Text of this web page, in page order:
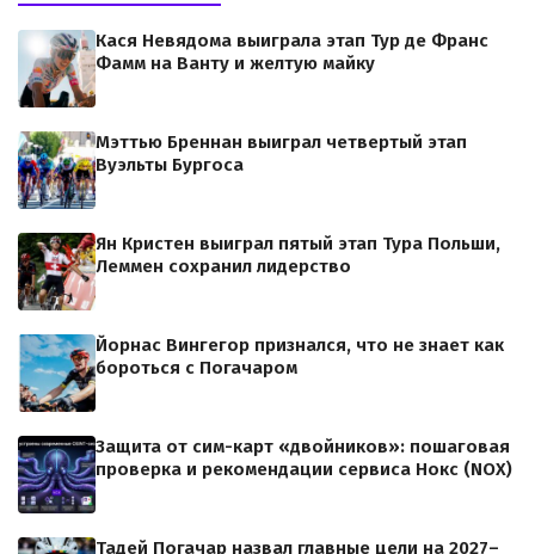
Кася Невядома выиграла этап Тур де Франс
Фамм на Ванту и желтую майку
Мэттью Бреннан выиграл четвертый этап
Вуэльты Бургоса
Ян Кристен выиграл пятый этап Тура Польши,
Леммен сохранил лидерство
Йорнас Вингегор признался, что не знает как
бороться с Погачаром
Защита от сим-карт «двойников»: пошаговая
проверка и рекомендации сервиса Нокс (NOX)
Тадей Погачар назвал главные цели на 2027–